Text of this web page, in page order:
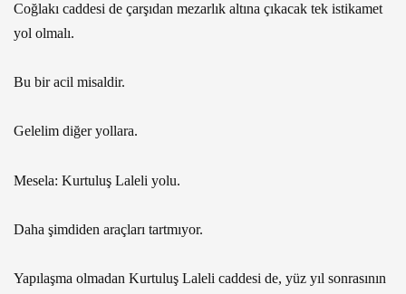
Coğlakı caddesi de çarşıdan mezarlık altına çıkacak tek istikamet
yol olmalı.
Bu bir acil misaldir.
Gelelim diğer yollara.
Mesela: Kurtuluş Laleli yolu.
Daha şimdiden araçları tartmıyor.
Yapılaşma olmadan Kurtuluş Laleli caddesi de, yüz yıl sonrasının